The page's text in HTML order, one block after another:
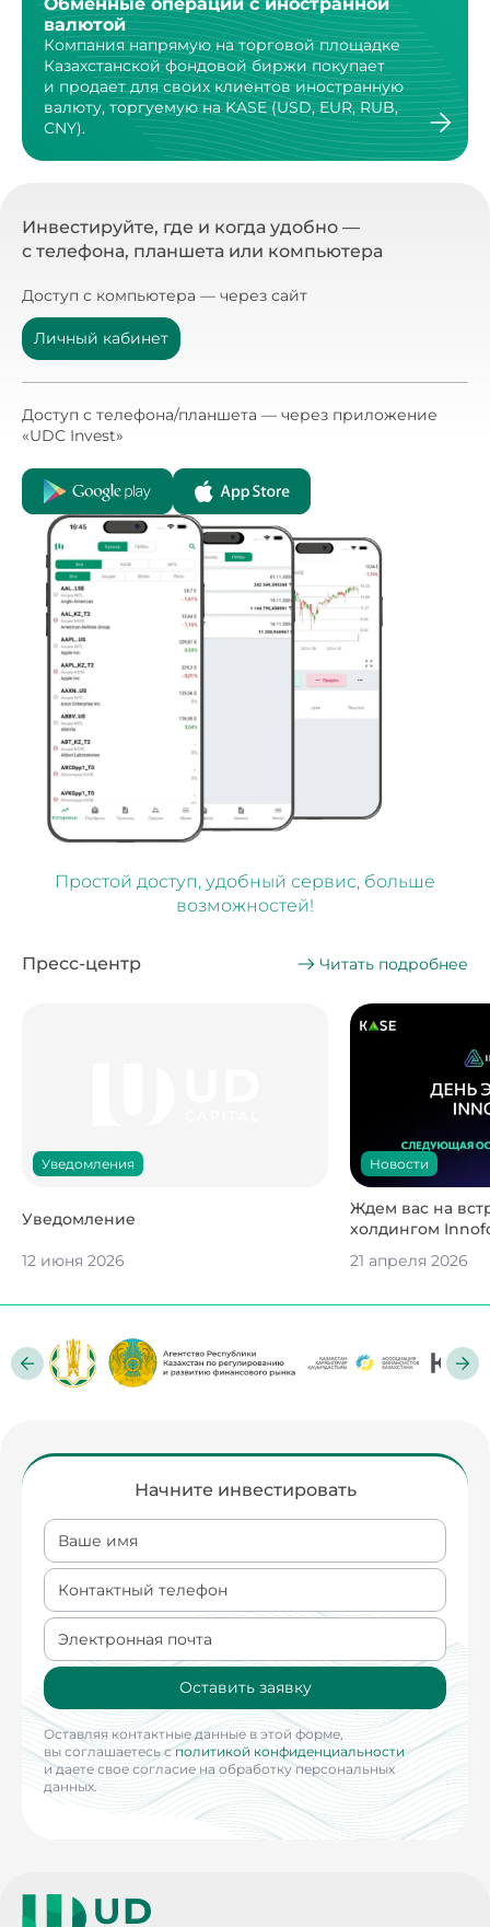
валютой
Компания напрямую на торговой площадке
Казахстанскойфондовой биржи покупает
и продает для своих клиентовиностранную
валюту, торгуемую на KASE (USD, EUR, RUB,
CNY).
Инвестируйте, где и когда удобно —
с телефона, планшета или компьютера
Доступ с компьютера — через сайт
Личный кабинет
Доступ с телефона/планшета — через приложение
«UDC Invest»
Простой доступ, удобный сервис, больше
возможностей!
Пресс-центр Читать подробнее
Уведомления
Уведомление
12 июня 2026
Новости
Ждем вас на
холдингом
21 апреля 2026
Начните инвестировать
Ваше имя
Контактный телефон
Электронная почта
Оставить заявку
Оставляя контактные данные в этой форме,
вы соглашаетесь сполитикой конфиденциальности
и даете свое согласие на обработку персональных
данных.